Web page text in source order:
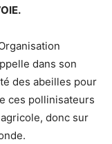
dans son
des abeilles pour
ces pollinisateurs
donc sur